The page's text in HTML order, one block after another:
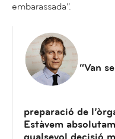
embarassada”.
“Van
preparació de
Estàvem